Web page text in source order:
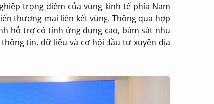
trọng điểm của vùng kinh tế phía Nam
thương mại liên kết vùng. Thông qua hợp
hỗ trợ có tính ứng dụng cao, bám sát nhu
tin, dữ liệu và cơ hội đầu tư xuyên địa